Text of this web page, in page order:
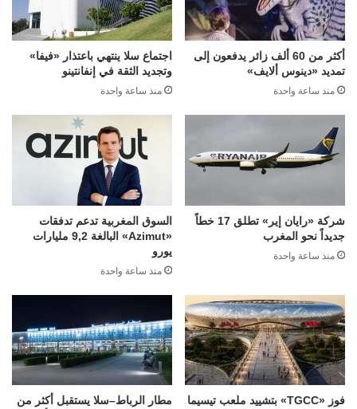
أكثر من 60 ألف زائر يدفعون إلى
تمديد «دينوس ألايف»
منذ ساعة واحدة
اجتماع سلا ينتهي باعتذار «فيفا»
وتجديد الثقة في إنفانتينو
منذ ساعة واحدة
شركة «رايان إير» تطلق 17 خطاً
جديداً نحو المغرب
منذ ساعة واحدة
السوق المغربية تدعم تدفقات
«Azimut» البالغة 9,2 مليارات
يورو
منذ ساعة واحدة
فوز «TGCC» بتشييد ملعب تيسيما
مطار الرباط–سلا يستقبل أكثر من